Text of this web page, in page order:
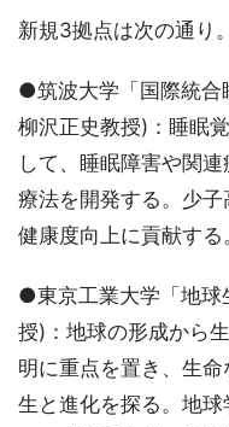
新規3拠点は次の通り。
●筑波大学「国際統合
柳沢正史教授)：睡眠
して、睡眠障害や関
療法を開発する。少
健康度向上に貢献する
●東京工業大学「地球
授)：地球の形成から
明に重点を置き、生
生と進化を探る。地